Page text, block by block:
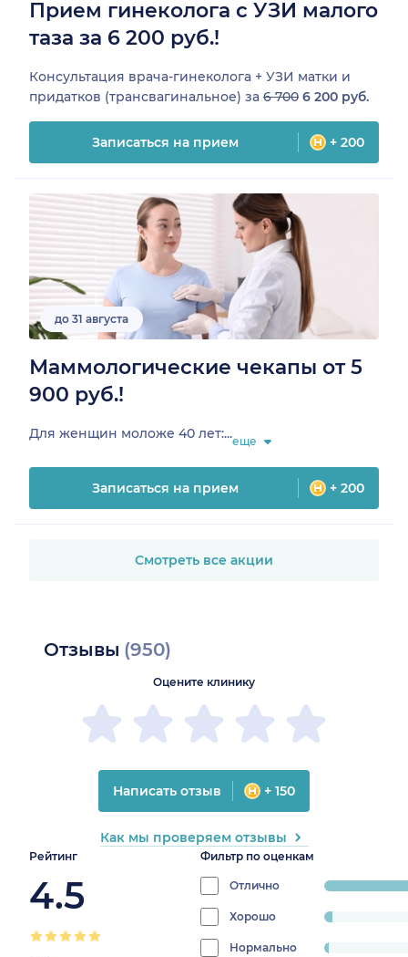
Прием гинеколога с УЗИ малого
таза за 6 200 руб.!
Консультация врача-гинеколога + УЗИ матки и
придатков (трансвагинальное) за 6 700 6 200 руб.
Записаться на прием + 200
до 31 августа
Маммологические чекапы от 5
900 руб.!
Для женщин моложе 40 лет:...еще
Записаться на прием + 200
Смотреть все акции
Отзывы (950)
Рейтинг
4.5
Фильтр по оценкам
Отлично
progress:
Хорошо
2.9504741833508956%
Нормально
Оцените клинику
Написать отзыв + 150
Как мы проверяем отзывы